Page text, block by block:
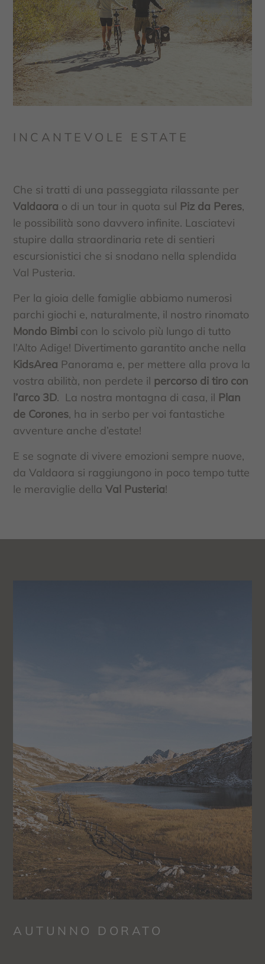
INCANTEVOLE ESTATE
Che si tratti di una passeggiata rilassante per
Valdaora o di un tour in quota sul Piz da Peres,
le possibilità sono davvero infinite. Lasciatevi
stupire dalla straordinaria rete di sentieri
escursionistici che si snodano nella splendida
Val Pusteria.
Per la gioia delle famiglie abbiamo numerosi
parchi giochi e, naturalmente, il nostro rinomato
Mondo Bimbi con lo scivolo più lungo di tutto
l’Alto Adige! Divertimento garantito anche nella
KidsArea Panorama e, per mettere alla prova la
vostra abilità, non perdete il percorso di tiro con
l’arco 3D. La nostra montagna di casa, il Plan
de Corones, ha in serbo per voi fantastiche
avventure anche d’estate!
E se sognate di vivere emozioni sempre nuove,
da Valdaora si raggiungono in poco tempo tutte
le meraviglie dellaVal Pusteria!
AUTUNNO DORATO